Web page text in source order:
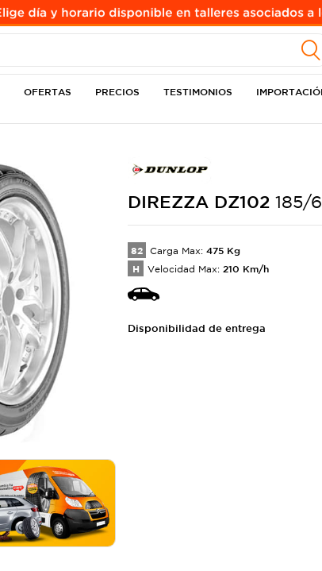
OFERTAS PRECIOS TESTIMONIOS
DIREZZA DZ102 185/
82 Carga Max: 475 Kg
H Velocidad Max: 210 Km/h
Disponibilidad de entrega